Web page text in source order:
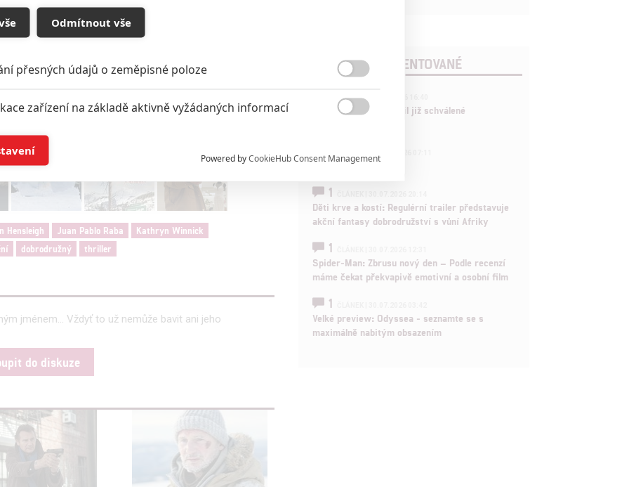
Hensleigh Juan Pablo Raba
Kathryn Winnick
dobrodružný thriller
jménem... Vždyť to už nemůže bavit ani jeho
do diskuze
POSLEDNÍ KOMENTOVANÉ
ČLÁNEK | 01.08.2026 16:40
Marvel nečekaně zrušil již schválené
拆彈專家
1
Děti krve a kostí: Regulérní trailer představuje
akční fantasy dobrodružství s vůní Afriky
1
Spider-Man: Zbrusu nový den – Podle recenzí
máme čekat překvapivě emotivní a osobní film
1
Velké preview: Odyssea - seznamte se s
maximálně nabitým obsazením
Odmítnout vše
přesných údajů o zeměpisné poloze
zařízení na základě aktivně vyžádaných informací
a/nebo přístup k informacím v zařízení

založená na omezených údajích a měření reklamy
obsah, měření obsahu, průzkum publika a vývoj
s účely a funkcemi zde uvedenými dáváte nám i našim partnerům
bezpečnosti, předcházení a zjišťování podvodů a odstraňování chyb,
zobrazování reklamy a obsahu
Powered byCookieHub Consent Management